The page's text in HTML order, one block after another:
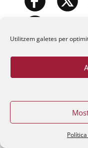
Utilitzem galetes per